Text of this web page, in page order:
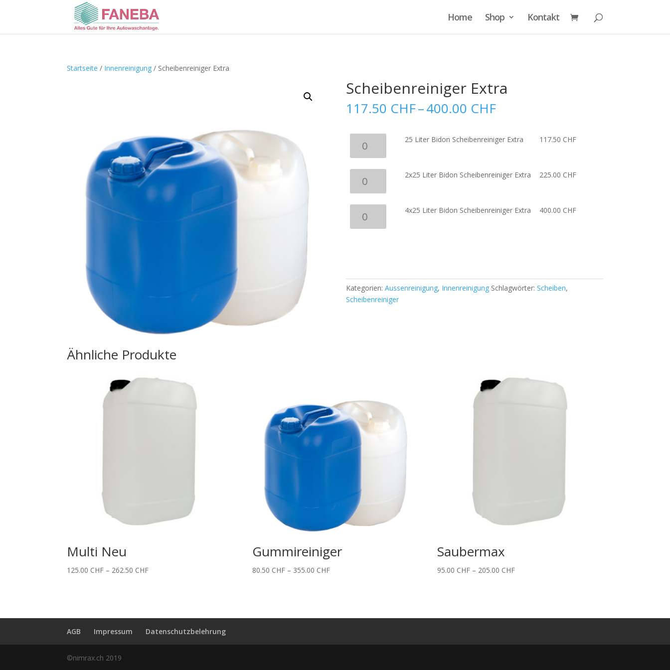
Home Shop Kontakt
Startseite / Innenreinigung / Scheibenreiniger Extra
Scheibenreiniger Extra
117.50 CHF–400.00 CHFPrice
through
Liter
Extra
Menge
25 Liter Bidon Scheibenreiniger Extra 117.50 CHF
Liter
Extra
Menge
2x25 Liter Bidon Scheibenreiniger Extra 225.00 CHF
Liter
4x25 Liter Bidon Scheibenreiniger Extra 400.00 CHF
Kategorien: Aussenreinigung, Innenreinigung Schlagwörter: Scheiben,
Scheibenreiniger
Ähnliche Produkte
Multi Neu
125.00 CHF – 262.50 CHFPrice
Gummireiniger
80.50 CHF – 355.00 CHFPrice
Saubermax
95.00 CHF – 205.00 CHFPrice
AGB
Impressum Datenschutzbelehrung
©nimrax.ch 2019